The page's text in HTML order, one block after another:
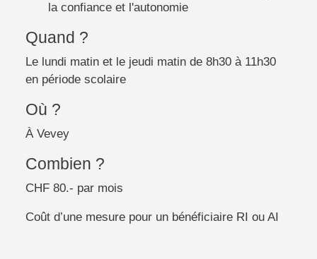
la confiance et l'autonomie
Quand ?
Le lundi matin et le jeudi matin de 8h30 à 11h30
en période scolaire
Où ?
À Vevey
Combien ?
CHF 80.- par mois
Coût d’une mesure pour un bénéficiaire RI ou AI